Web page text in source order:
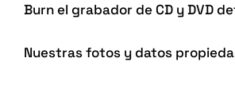
Burn el grabador de CD y DVD
Nuestras fotos y datos